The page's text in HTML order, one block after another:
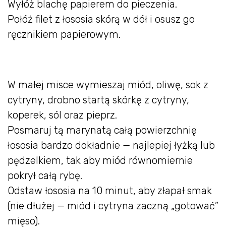
Wyłóż blachę papierem do pieczenia.
Połóż filet z łososia skórą w dół i osusz go
ręcznikiem papierowym.
W małej misce wymieszaj miód, oliwę, sok z
cytryny, drobno startą skórkę z cytryny,
koperek, sól oraz pieprz.
Posmaruj tą marynatą całą powierzchnię
łososia bardzo dokładnie — najlepiej łyżką lub
pędzelkiem, tak aby miód równomiernie
pokrył całą rybę.
Odstaw łososia na 10 minut, aby złapał smak
(nie dłużej — miód i cytryna zaczną „gotować”
mięso).